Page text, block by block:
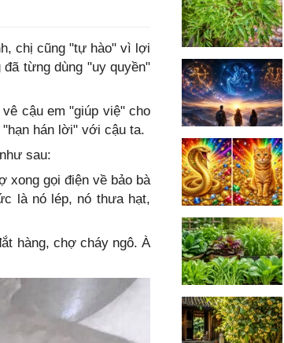
chị cũng "tự hào" vì lợi
từng dùng "uy quyền"
cậu em "giúp việ" cho
hán lời" với cậu ta.
sau:
xong gọi điện về bảo bà
là nó lép, nó thưa hạt,
hàng, chợ cháy ngô. À